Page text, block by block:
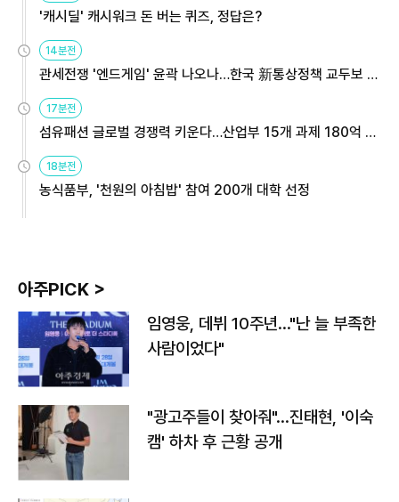
'캐시딜' 캐시워크 돈 버는 퀴즈, 정답은?
14분전
관세전쟁 '엔드게임' 윤곽 나오나…한국 新통상정책 교두보 활
17분전
섬유패션 글로벌 경쟁력 키운다…산업부 15개 과제 180억 지
18분전
농식품부, '천원의 아침밥' 참여 200개 대학 선정
아주PICK >
임영웅, 데뷔 10주년…"난 늘 부족한
사람이었다"
"광고주들이 찾아줘"…진태현, '이숙
캠' 하차 후 근황 공개